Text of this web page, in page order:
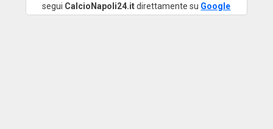
segui CalcioNapoli24.itdirettamente su Google